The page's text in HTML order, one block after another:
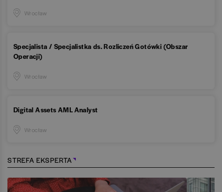
Wrocław
Specjalista / Specjalistka ds. Rozliczeń Gotówki (Obszar
Operacji)
Wrocław
Digital Assets AML Analyst
Wrocław
STREFA EKSPERTA